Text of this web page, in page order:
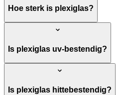
Hoe sterk is plexiglas?
Is plexiglas uv-bestendig?
Is plexiglas hittebestendig?